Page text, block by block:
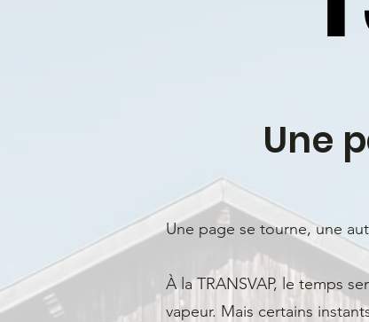
Une
Une page se tourne, une
À la TRANSVAP, le temps
vapeur. Mais certains